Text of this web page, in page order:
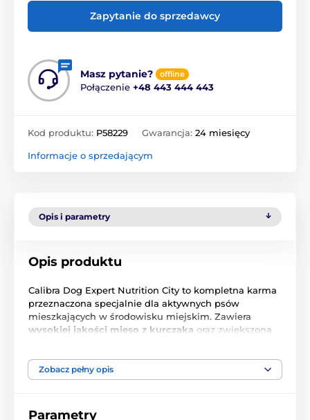
Zapytanie do sprzedawcy
Masz pytanie? offline
Połączenie +48 443 444 443
Kod produktu: P58229 Gwarancja: 24 miesięcy
Informacje o sprzedającym
Opis i parametry
Opis produktu
Calibra Dog Expert Nutrition City to kompletna karma
przeznaczona specjalnie dla aktywnych psów
mieszkających w środowisku miejskim. Zawiera
wysokiej jakości mięso z kurczaka oraz zwiększoną
zwierzęcia. nbsp;Karma jest odpowiednia dla
wszystkich dorosłych psów małych i średnich ras,
ulicach lub podróżują środkami transportu
Zobacz pełny opis
Parametry